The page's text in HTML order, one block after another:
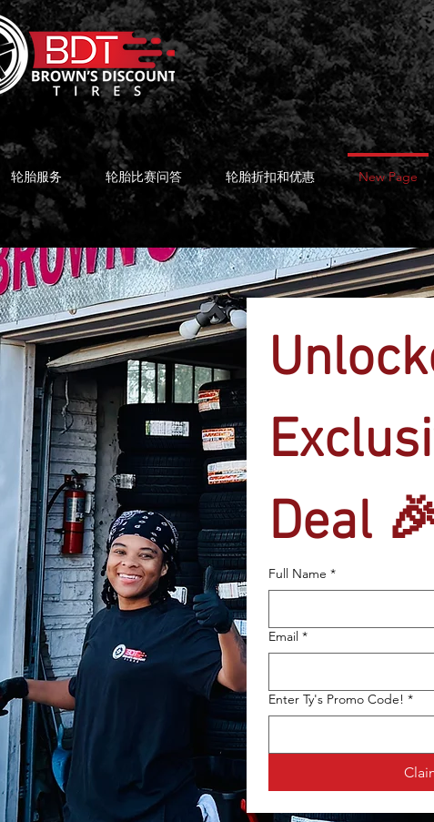
轮胎服务 轮胎比赛问答 轮胎折扣和优惠 New Page
Deal
Full Name *
Email *
Enter Ty's Promo Code! *